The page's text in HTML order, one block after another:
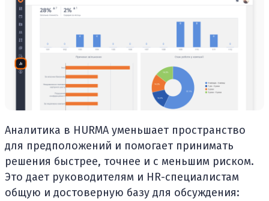
Аналитика в HURMA уменьшает пространство
для предположений и помогает принимать
решения быстрее, точнее и с меньшим риском.
Это дает руководителям и HR-специалистам
общую и достоверную базу для обсуждения: